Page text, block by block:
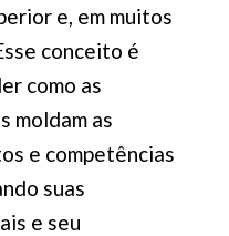
e, em muitos
conceito é
como as
moldam as
e competências
suas
e seu